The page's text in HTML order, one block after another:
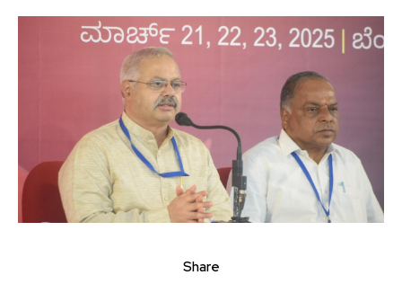
Share